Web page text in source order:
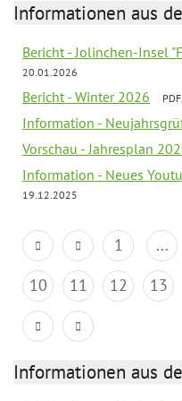
Informationen aus
Bericht - Jolinchen-Insel
20.01.2026
Bericht - Winter 2026
Information -
Vorschau - Jahresplan
Information - Neues
19.12.2025
1 ...
10
11 12 13
Informationen aus